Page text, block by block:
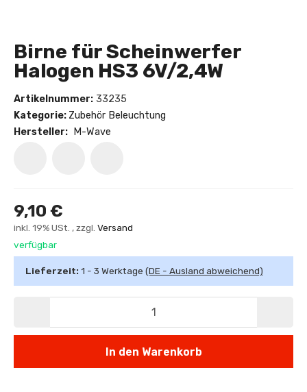
Birne für Scheinwerfer
Halogen HS3 6V/2,4W
Artikelnummer: 33235
Kategorie: Zubehör Beleuchtung
Hersteller:
M-Wave
9,10 €
inkl. 19% USt. , zzgl. Versand
verfügbar
Lieferzeit: 1 - 3 Werktage (DE - Ausland abweichend)
In den Warenkorb